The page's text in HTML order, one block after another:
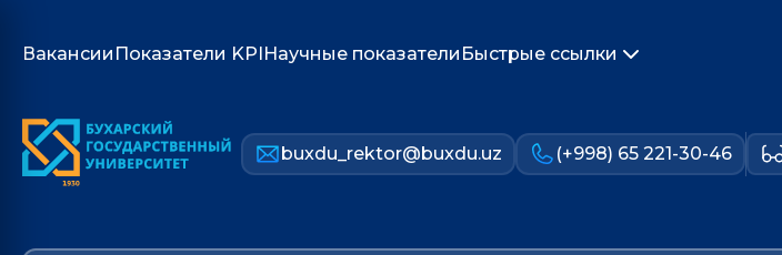
Вакансии Показатели KPIНаучные показатели Быстрые ссылки
buxdu_rektor@buxdu.uz (+998) 65 221-30-46